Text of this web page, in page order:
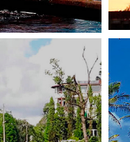
.